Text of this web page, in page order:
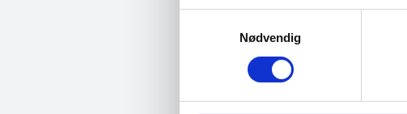
Nødvendig
Ressurser